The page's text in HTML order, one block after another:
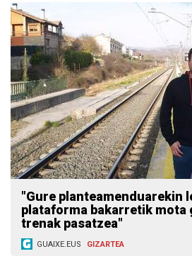
"Gure planteamenduarekin lortuko genuke
plataforma bakarretik mota
trenak pasatzea"
GUAIXE.EUS GIZARTEA